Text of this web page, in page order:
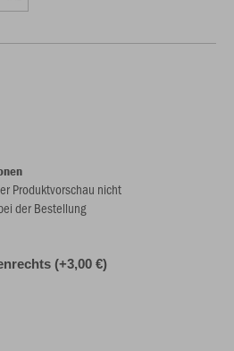
Produktvorschau nicht
der Bestellung
(+3,00 €)